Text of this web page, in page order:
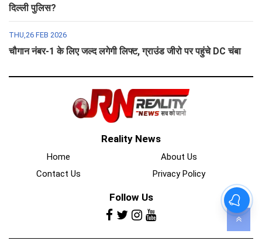
दिल्ली पुलिस?
THU,26 FEB 2026
चौगान नंबर-1 के लिए जल्द लगेगी लिफ्ट, ग्राउंड जीरो पर पहुंचे DC चंबा
Reality News
Home
About Us
Contact Us
Privacy Policy
Follow Us